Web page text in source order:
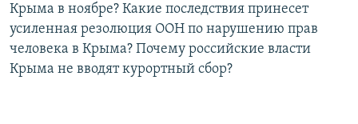
Крыма в ноябре? Какие последствия принесет
усиленная резолюция ООН по нарушению прав
человека в Крыма? Почему российские власти
Крыма не вводят курортный сбор?